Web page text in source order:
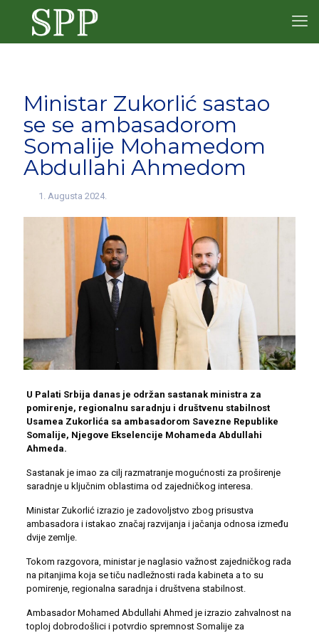
Ministar Zukorlić sastao
se se ambasadorom
Somalije Mohamedom
Abdullahi Ahmedom
1. Augusta 2024.
U Palati Srbija danas je održan sastanak ministra za
pomirenje, regionalnu saradnju i društvenu stabilnost
Usamea Zukorlića sa ambasadorom Savezne Republike
Somalije, Njegove Ekselencije Mohameda Abdullahi
Ahmeda.
Sastanak je imao za cilj razmatranje mogućnosti za proširenje
saradnje u ključnim oblastima od zajedničkog interesa.
Ministar Zukorlić izrazio je zadovoljstvo zbog prisustva
ambasadora i istakao značaj razvijanja i jačanja odnosa između
dvije zemlje.
Tokom razgovora, ministar je naglasio važnost zajedničkog rada
na pitanjima koja se tiču nadležnosti rada kabineta a to su
pomirenje, regionalna saradnja i društvena stabilnost.
Ambasador Mohamed Abdullahi Ahmed je izrazio zahvalnost na
toploj dobrodošlici i potvrdio spremnost Somalije za